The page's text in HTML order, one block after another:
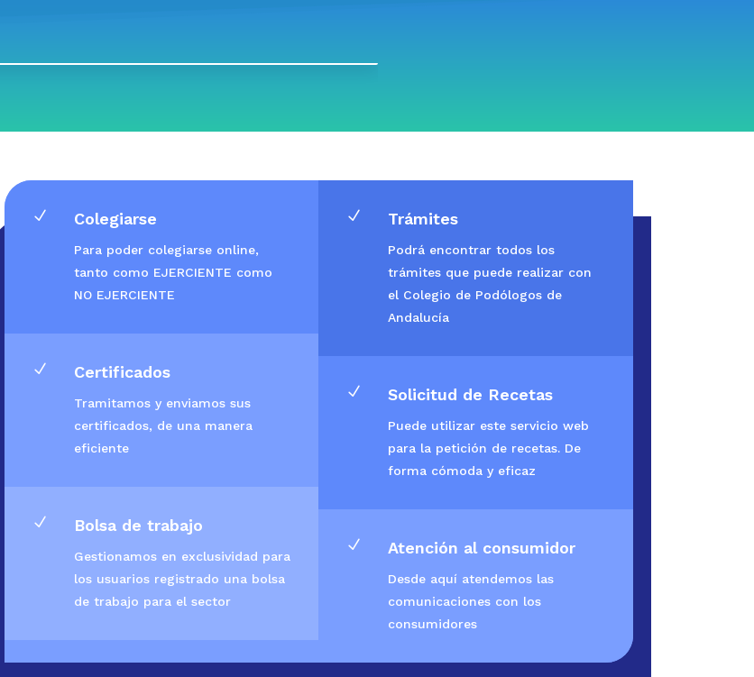
N Colegiarse
Para poder colegiarse online,
tanto como EJERCIENTE como
NO EJERCIENTE
N Certificados
Tramitamos y enviamos sus
certificados, de una manera
eficiente
N Bolsa de trabajo
Gestionamos en exclusividad para
los usuarios registrado una bolsa
de trabajo para el sector
N Trámites
Podrá encontrar todos los
trámites que puede realizar con
el Colegio de Podólogos de
Andalucía
N Solicitud de Recetas
Puede utilizar este servicio web
para la petición de recetas. De
forma cómoda y eficaz
N Atención al consumidor
Desde aquí atendemos las
comunicaciones con los
consumidores